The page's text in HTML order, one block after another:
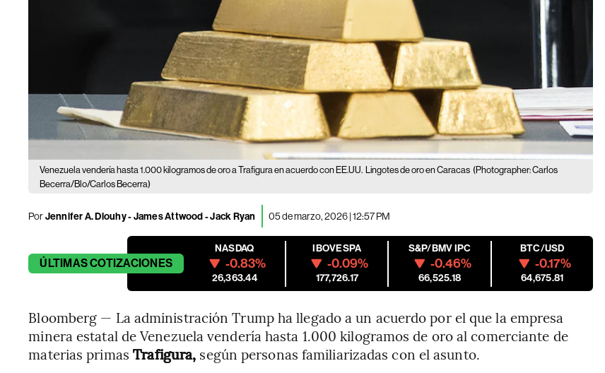
Venezuela vendería hasta 1.000 kilogramos de oro a Trafigura en acuerdo con EE.UU. Lingotes de oro en Caracas (Photographer: Carlos
Becerra/Blo/Carlos Becerra)
PorJennifer A. Dlouhy - James Attwood - Jack Ryan 05 de marzo, 2026 | 12:57 PM
ÚLTIMASCOTIZACIONES
NASDAQ
-0.83%
26,363.44
IBOVESPA
-0.09%
177,726.17
S&P/BMV IPC
-0.46%
66,525.18
BTC/USD
-0.17%
64,675.81
Bloomberg — La administración Trump ha llegado a un acuerdo por el que la empresa
minera estatal de Venezuela vendería hasta 1.000 kilogramos de oro al comerciante de
materias primas Trafigura, según personas familiarizadas con el asunto.